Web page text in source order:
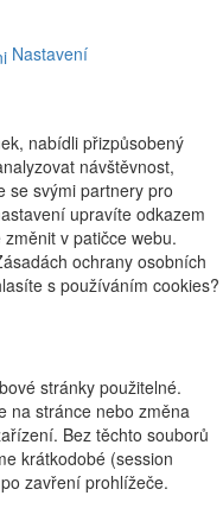
Nastavení
nabídli přizpůsobený
návštěvnost,
se svými partnery pro
upravíte odkazem
v patičce webu.
ochrany osobních
s používáním cookies?
stránky použitelné.
na stránce nebo změna
Bez těchto souborů
krátkodobé (session
zavření prohlížeče.